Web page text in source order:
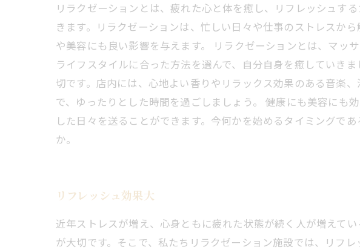
リラクゼーションとは、疲れた心と体を癒し、リフレッシュす
きます。リラクゼーションは、忙しい日々や仕事のストレスか
や美容にも良い影響を与えます。 リラクゼーションとは、マッ
ライフスタイルに合った方法を選んで、自分自身を癒していき
切です。店内には、心地よい香りやリラックス効果のある音楽
で、ゆったりとした時間を過ごしましょう。 健康にも美容にも
した日々を送ることができます。今何かを始めるタイミングで
か。
リフレッシュ効果大
近年ストレスが増え、心身ともに疲れた状態が続く人が増えて
が大切です。そこで、私たちリラクゼーション施設では、リフ